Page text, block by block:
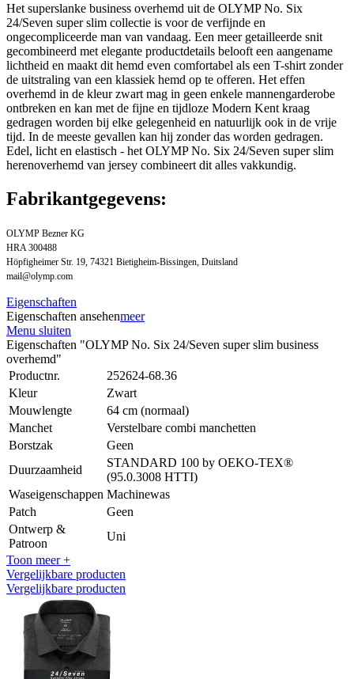
Het superslanke business overhemd uit de OLYMP No. Six
24/Seven super slim collectie is voor de verfijnde en
ongecompliceerde man van vandaag. Een meer getailleerde snit
gecombineerd met elegante productdetails belooft een aangename
lichtheid en maakt dit hemd even comfortabel als een T-shirt zonder
de uitstraling van een klassiek hemd op te offeren. Het effen
overhemd in de kleur zwart mag in geen enkele mannengarderobe
ontbreken en kan met de fijne en tijdloze Modern Kent kraag
gedragen worden bij elke gelegenheid en natuurlijk ook in de vrije
tijd. In de meeste gevallen kan hij zonder das worden gedragen.
Edel, licht en elastisch - het OLYMP No. Six 24/Seven super slim
herenoverhemd van jersey combineert dit alles vakkundig.
Fabrikantgegevens:
OLYMP Bezner KG
HRA 300488
Höpfigheimer Str. 19, 74321 Bietigheim-Bissingen, Duitsland
mail@olymp.com
Eigenschaften
Eigenschaften ansehenmeer
Menu sluiten
Eigenschaften "OLYMP No. Six 24/Seven super slim business
overhemd"
Productnr.
252624-68.36
Kleur
Zwart
Mouwlengte
64 cm (normaal)
Manchet
Verstelbare combi manchetten
Borstzak
Geen
Duurzaamheid
STANDARD 100 by OEKO-TEX®
(95.0.3008 HTTI)
Waseigenschappen Machinewas
Patch
Geen
Ontwerp &
Patroon
Uni
Toon meer +
Vergelijkbare producten
Vergelijkbare producten